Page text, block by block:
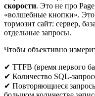
скорости. Это не про
«волшебные кнопки».
тормозит сайт: сервер,
отдельные запросы.
Чтобы объективно
✔ TTFB (время первого
✔ Количество SQL-
✔ Повторяющиеся